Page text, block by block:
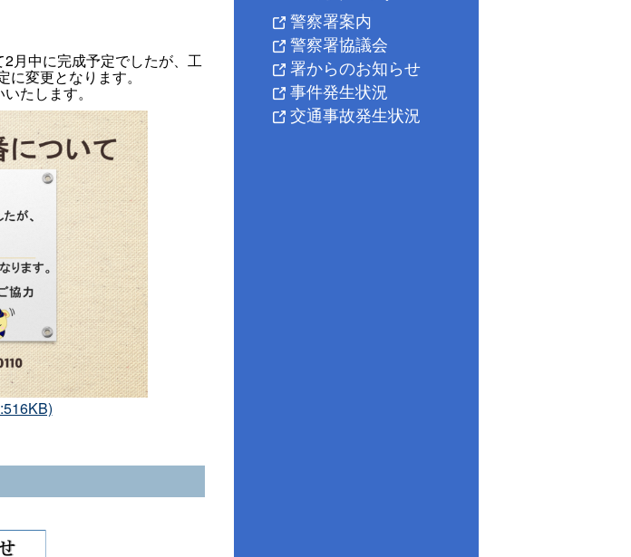
月中に完成予定でしたが、工
に変更となります。
たします。
警察署案内
警察署協議会
署からのお知らせ
事件発生状況
交通事故発生状況